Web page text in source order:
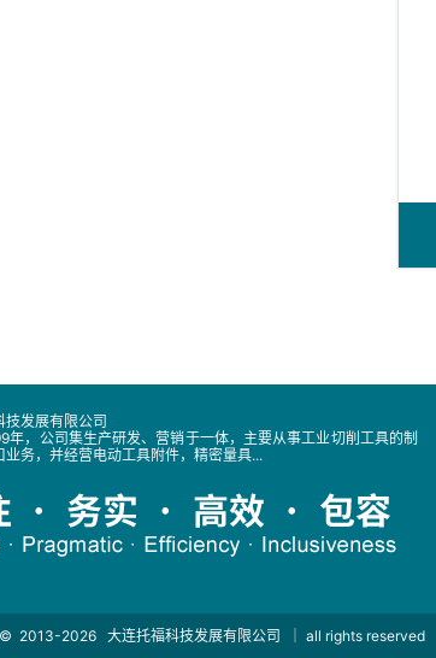
技发展有限公司
年，公司集生产研发、营销于一体，主要从事工业切削工具的制
业务，并经营电动工具附件，精密量具...
2013-2026 大连托福科技发展有限公司 ｜ all rights reserved